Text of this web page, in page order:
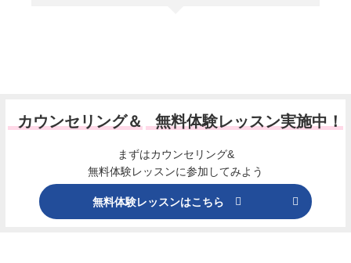
カウンセリング＆ 無料体験レッスン実施中！
まずはカウンセリング&
無料体験レッスンに参加してみよう
無料体験レッスンはこちら